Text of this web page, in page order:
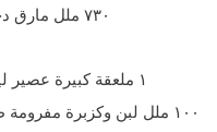
٧٣٠ ملل مارق دجاج أو خضار
١٠٠ ملل لبن وكزبرة مفرومة طازجة للزينة